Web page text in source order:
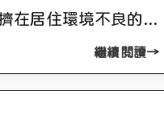
在居住環境不良的…
繼續閱讀